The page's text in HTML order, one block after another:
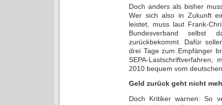
Doch anders als bisher
Wer sich also in Zukunft
leistet, muss laut Frank-
Bundesverband
zurückbekommt. Dafür
drei Tage zum Empfänger
SEPA-Lastschriftverfahren,
2010 bequem vom
Geld zurück geht nicht
Doch Kritiker warnen: So